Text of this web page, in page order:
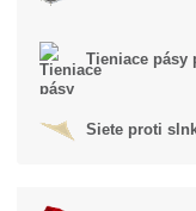
Tieniace pásy
Siete proti